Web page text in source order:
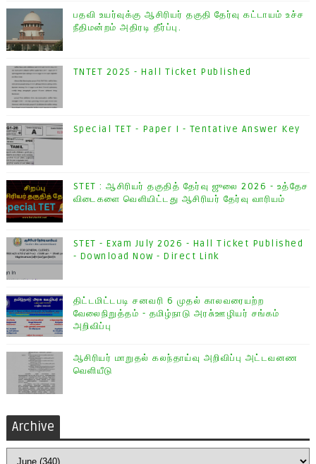
பதவி உயர்வுக்கு ஆசிரியர் தகுதி தேர்வு கட்டாயம் உச்ச
நீதிமன்றம் அதிரடி தீர்ப்பு.
TNTET 2025 - Hall Ticket Published
Special TET - Paper I - Tentative Answer Key
STET : ஆசிரியர் தகுதித் தேர்வு ஜுலை 2026 - உத்தேச
விடைகளை வெளியிட்டது ஆசிரியர் தேர்வு வாரியம்
STET - Exam July 2026 - Hall Ticket Published
- Download Now - Direct Link
திட்டமிட்டபடி சனவரி 6 முதல் காலவரையற்ற
வேலைநிறுத்தம் - தமிழ்நாடு அரசு்ஊழியர் சங்கம்
அறிவிப்பு
ஆசிரியர் மாறுதல் கலந்தாய்வு அறிவிப்பு அட்டவனண
வெளியீடு
Archive